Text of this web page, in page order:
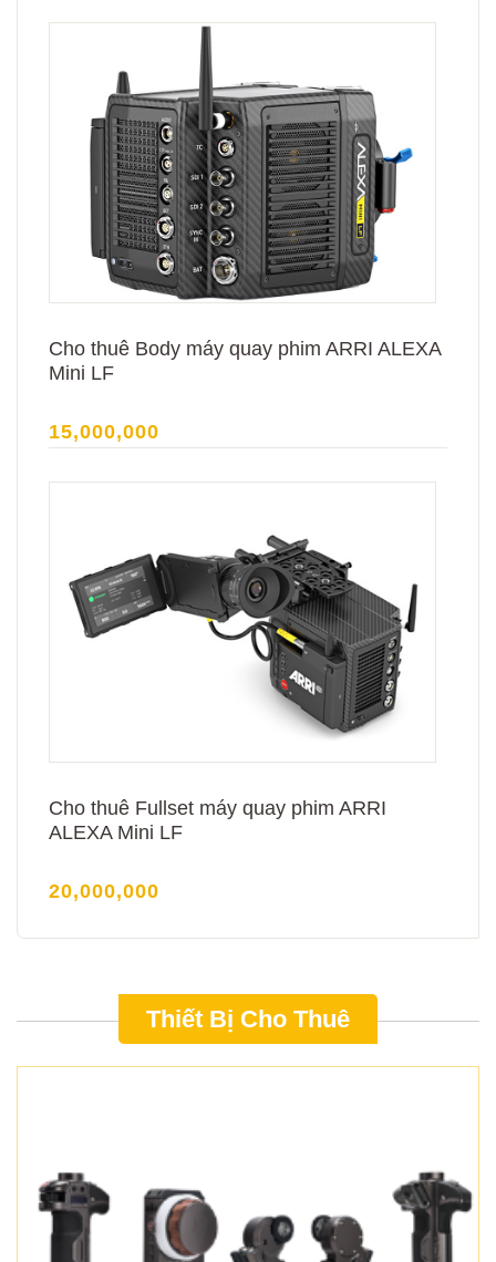
Cho thuê Body máy quay phim ARRI ALEXA
Mini LF
15,000,000
Cho thuê Fullset máy quay phim ARRI
ALEXA Mini LF
20,000,000
Thiết Bị Cho Thuê